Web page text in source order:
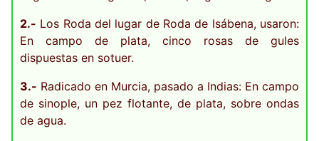
2.- Los Roda del lugar de Roda de Isábena, usaron:
En campo de plata, cinco rosas de gules
dispuestas en sotuer.
3.- Radicado en Murcia, pasado a Indias: En campo
de sinople, un pez flotante, de plata, sobre ondas
de agua.